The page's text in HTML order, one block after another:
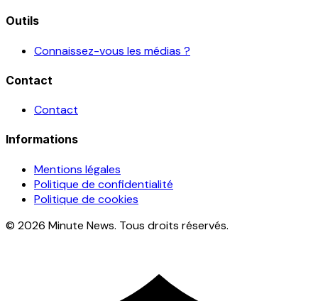
Outils
Connaissez-vous les médias ?
Contact
Contact
Informations
Mentions légales
Politique de confidentialité
Politique de cookies
© 2026 Minute News. Tous droits réservés.